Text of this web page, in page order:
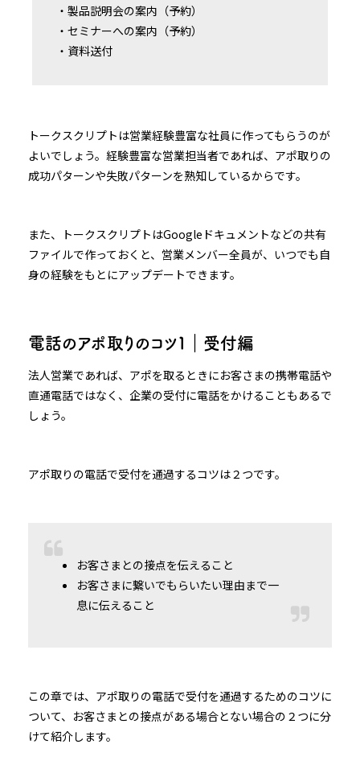
・製品説明会の案内（予約）
・セミナーへの案内（予約）
・資料送付
トークスクリプトは営業経験豊富な社員に作ってもらうのが
よいでしょう。経験豊富な営業担当者であれば、アポ取りの
成功パターンや失敗パターンを熟知しているからです。
また、トークスクリプトはGoogleドキュメントなどの共有
ファイルで作っておくと、営業メンバー全員が、いつでも自
身の経験をもとにアップデートできます。
電話のアポ取りのコツ１｜受付編
法人営業であれば、アポを取るときにお客さまの携帯電話や
直通電話ではなく、企業の受付に電話をかけることもあるで
しょう。
アポ取りの電話で受付を通過するコツは２つです。
お客さまとの接点を伝えること
お客さまに繋いでもらいたい理由まで一
息に伝えること
この章では、アポ取りの電話で受付を通過するためのコツに
ついて、お客さまとの接点がある場合とない場合の２つに分
けて紹介します。